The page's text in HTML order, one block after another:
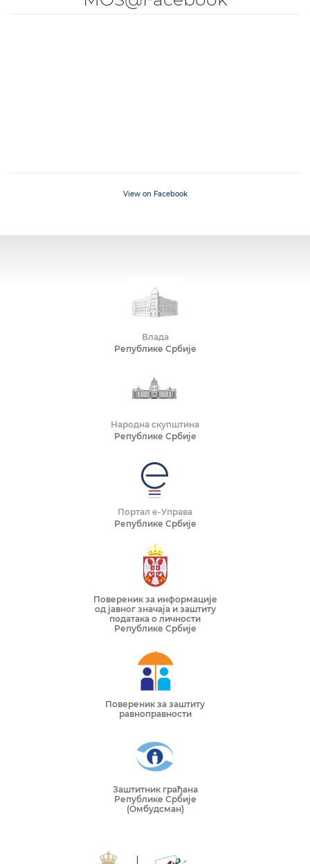
View on Facebook
Влада
Републике Србије
Народна скупштина
Републике Србије
Портал е-Управа
Републике Србије
Повереник за информације
од јавног значаја и заштиту
података о личности
Републике Србије
Повереник за заштиту
равноправности
Заштитник грађана
Републике Србије
(Омбудсман)